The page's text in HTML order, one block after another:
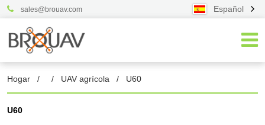
sales@brouav.com Español
Hogar / / UAV agrícola / U60
U60